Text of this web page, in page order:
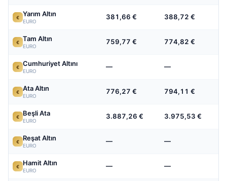
€ Yarım Altın
EURO
381,66 € 388,72 €
€ Tam Altın
EURO
759,77 € 774,82 €
€ Cumhuriyet Altını
EURO
— —
€ Ata Altın
EURO
776,27 € 794,11 €
€ Beşli Ata
EURO
3.887,26 € 3.975,53 €
€ Reşat Altın
EURO
— —
€ Hamit Altın
EURO
— —